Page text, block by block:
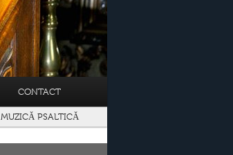
CONTACT
MUZICĂ PSALTICĂ